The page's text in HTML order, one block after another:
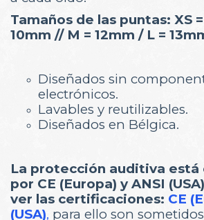
Tamaños de las puntas: XS
10mm // M = 12mm / L =
Diseñados sin
electrónicos.
Lavables y reutilizables.
Diseñados en Bélgica.
La protección auditiva
por CE (Europa) y ANSI
ver las certificaciones: CE
(USA), para ello son